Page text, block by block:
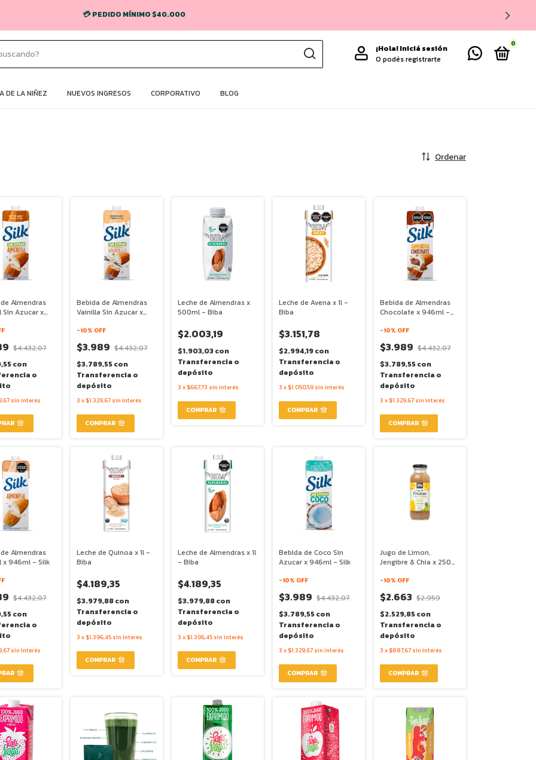
🚚 ENVÍO GRATIS EN CABA Y GBA (COMPRAS + $70.000) 💸
¡Hola!Iniciá sesión
O podés registrarte
0
DE LA NIÑEZ NUEVOS INGRESOS CORPORATIVO BLOG
Ordenar
Almendras
Sin Azucar x
$4.432,07
con
o
sin interés
Bebida de Almendras
Vainilla Sin Azucar x
-10% OFF
$3.989 $4.432,07
$3.789,55con
Transferencia o
depósito
3 x $1.329,67 sin interés
Leche de Almendras x
500ml - Biba
$2.003,19
$1.903,03con
Transferencia o
depósito
3 x $667,73 sin interés
Leche de Avena x 1l -
Biba
$3.151,78
$2.994,19con
Transferencia o
depósito
3 x $1.050,59 sin interés
Bebida de Almendras
Chocolate x 946ml -
-10% OFF
$3.989 $4.432,07
$3.789,55con
Transferencia o
depósito
3 x $1.329,67 sin interés
Almendras
x 946ml - Silk
$4.432,07
con
o
sin interés
Leche de Quinoa x 1l -
Biba
$4.189,35
$3.979,88con
Transferencia o
depósito
3 x $1.396,45 sin interés
Leche de Almendras x 1l
- Biba
$4.189,35
$3.979,88con
Transferencia o
depósito
3 x $1.396,45 sin interés
Bebida de Coco Sin
Azucar x 946ml - Silk
-10% OFF
$3.989 $4.432,07
$3.789,55con
Transferencia o
depósito
3 x $1.329,67 sin interés
Jugo de Limon,
Jengibre & Chia x 250ml
-10% OFF
$2.663 $2.959
$2.529,85con
Transferencia o
depósito
3 x $887,67 sin interés